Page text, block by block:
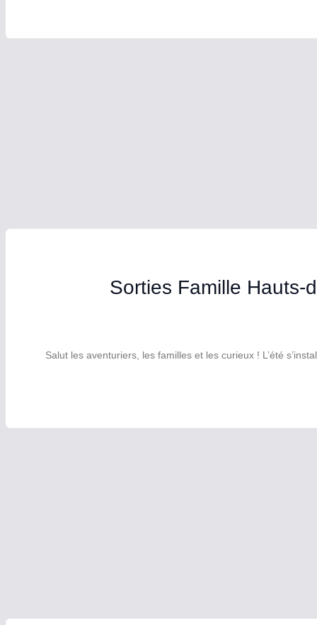
Sorties Famille Hauts-
Salut les aventuriers, les familles et les curieux ! L’été